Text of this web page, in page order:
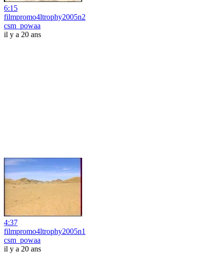
6:15
filmpromo4ltrophy2005n2
csm_powaa
il y a 20 ans
4:37
filmpromo4ltrophy2005n1
csm_powaa
il y a 20 ans